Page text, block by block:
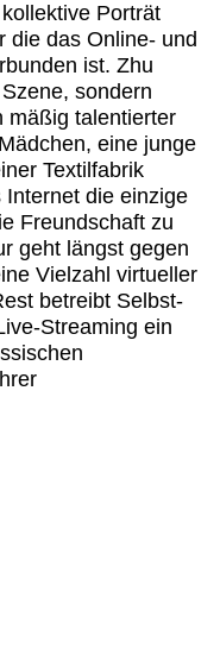
Porträt
die das Online- und
ist. Zhu
sondern
mäßig talentierter
eine junge
Textilfabrik
die einzige
Freundschaft zu
geht längst gegen
Vielzahl virtueller
betreibt Selbst-
Streaming ein